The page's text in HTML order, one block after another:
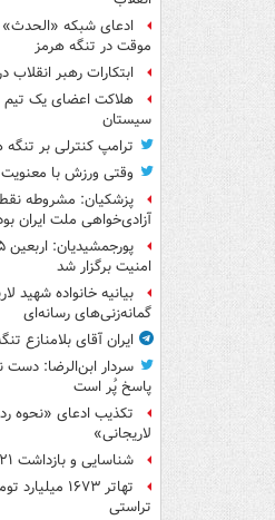
ادعای شبکه «الحدث»
موقت در تنگه هرمز
ابتکارات رهبر انقلاب
هلاکت اعضای یک تیم
سیستان
ترامپ کنترلی بر تنگه
وقتی ورزش با
پزشکیان: مشروطه
آزادی‌خواهی ملت ایران
امنیت برگزار شد
بیانیه خانواده شهید
گمانه‌زنی‌های رسانه‌ای
ایران آقای بلامنازع
سردار ابن‌الرضا:
پاسخ پُر است
تکذیب ادعای «نحوه
لاریجانی»
شناسایی و بازداشت ۲۱مزدور موساد در کرمان
تهاتر ۱۶۷۳
تراستی